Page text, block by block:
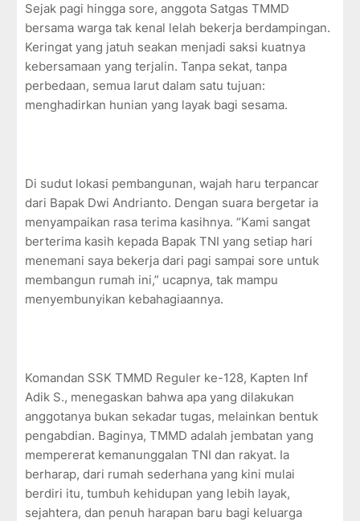
Sejak pagi hingga sore, anggota Satgas TMMD
bersama warga tak kenal lelah bekerja berdampingan.
Keringat yang jatuh seakan menjadi saksi kuatnya
kebersamaan yang terjalin. Tanpa sekat, tanpa
perbedaan, semua larut dalam satu tujuan:
menghadirkan hunian yang layak bagi sesama.
Di sudut lokasi pembangunan, wajah haru terpancar
dari Bapak Dwi Andrianto. Dengan suara bergetar ia
menyampaikan rasa terima kasihnya. “Kami sangat
berterima kasih kepada Bapak TNI yang setiap hari
menemani saya bekerja dari pagi sampai sore untuk
membangun rumah ini,” ucapnya, tak mampu
menyembunyikan kebahagiaannya.
Komandan SSK TMMD Reguler ke-128, Kapten Inf
Adik S., menegaskan bahwa apa yang dilakukan
anggotanya bukan sekadar tugas, melainkan bentuk
pengabdian. Baginya, TMMD adalah jembatan yang
mempererat kemanunggalan TNI dan rakyat. Ia
berharap, dari rumah sederhana yang kini mulai
berdiri itu, tumbuh kehidupan yang lebih layak,
sejahtera, dan penuh harapan baru bagi keluarga